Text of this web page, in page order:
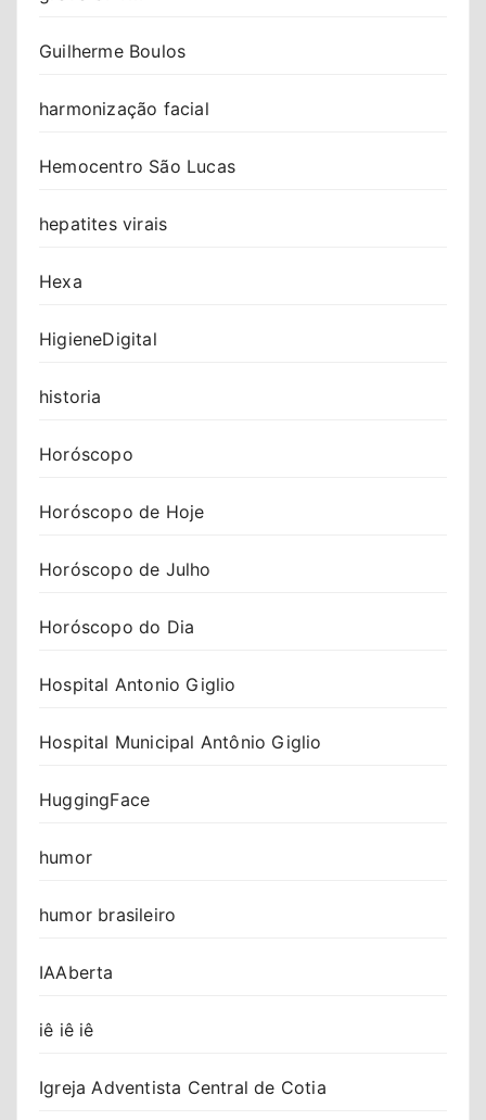
Guilherme Boulos
harmonização facial
Hemocentro São Lucas
hepatites virais
Hexa
HigieneDigital
historia
Horóscopo
Horóscopo de Hoje
Horóscopo de Julho
Horóscopo do Dia
Hospital Antonio Giglio
Hospital Municipal Antônio Giglio
HuggingFace
humor
humor brasileiro
IAAberta
iê iê iê
Igreja Adventista Central de Cotia